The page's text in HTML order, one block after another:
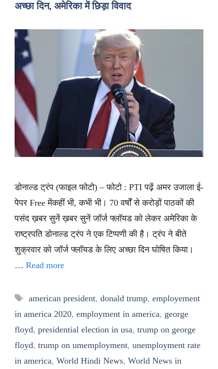
अच्छा दिन, अमेरिका में छिड़ा विवाद
डोनाल्ड ट्रंप (फाइल फोटो) – फोटो : PTI पढ़ें अमर उजाला ई-
पेपर Free मेंकहीं भी, कभी भी। 70 वर्षों से करोड़ों पाठकों की
पसंद ख़बर सुनें ख़बर सुनें जॉर्ज फ्लॉयड को लेकर अमेरिका के
राष्ट्रपति डोनाल्ड ट्रंप ने एक टिप्पणी की है। ट्रंप ने बीते
शुक्रवार को जॉर्ज फ्लॉयड के लिए अच्छा दिन घोषित किया।
… Read more
Tags
american president, donald trump, employement
in america 2020, employment in america, george
floyd, presidential election in usa, trump on george
floyd, trump on umemployment, unemployment rate
in america, World Hindi News, World News in